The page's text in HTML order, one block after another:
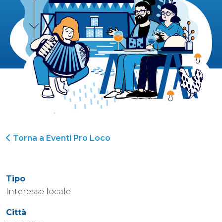
Torna a Eventi Pro Loco
Tipo
Interesse locale
Città